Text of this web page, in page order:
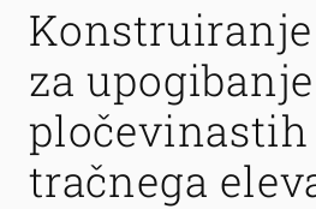
za upogibanje
tračnega